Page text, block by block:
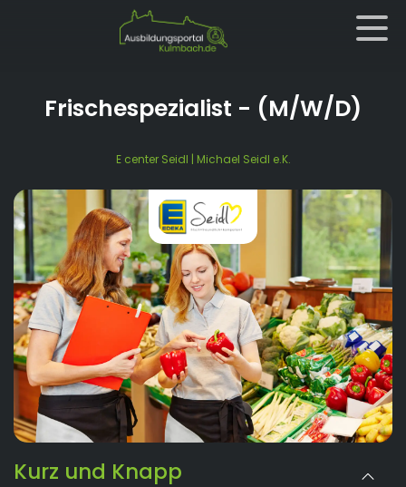
Frischespezialist - (M/W/D)
E center Seidl | Michael Seidl e.K.
Kurz und Knapp